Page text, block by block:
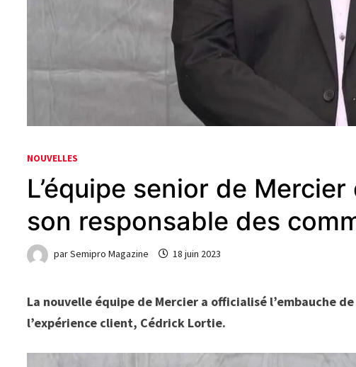
NOUVELLES
L’équipe senior de
son responsable des
parSemipro Magazine 18 juin 2023
La nouvelle équipe de Mercier a officialisé l’embauche
l’expérience client, Cédrick Lortie.